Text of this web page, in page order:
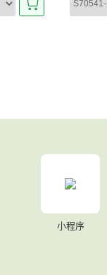
小程序